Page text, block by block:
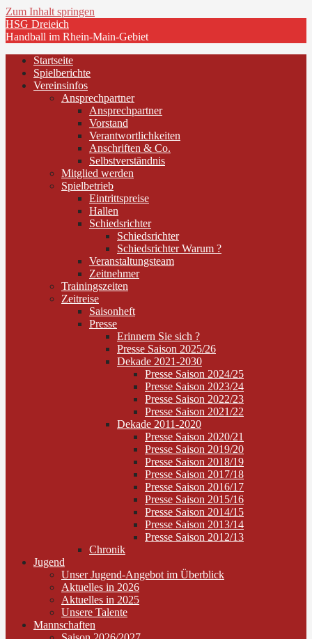
Zum Inhalt springen
HSG Dreieich
Handball im Rhein-Main-Gebiet
Startseite
Spielberichte
Vereinsinfos
Ansprechpartner
Ansprechpartner
Vorstand
Verantwortlichkeiten
Anschriften & Co.
Selbstverständnis
Mitglied werden
Spielbetrieb
Eintrittspreise
Hallen
Schiedsrichter
Schiedsrichter
Schiedsrichter Warum ?
Veranstaltungsteam
Zeitnehmer
Trainingszeiten
Zeitreise
Saisonheft
Presse
Erinnern Sie sich ?
Presse Saison 2025/26
Dekade 2021-2030
Presse Saison 2024/25
Presse Saison 2023/24
Presse Saison 2022/23
Presse Saison 2021/22
Dekade 2011-2020
Presse Saison 2020/21
Presse Saison 2019/20
Presse Saison 2018/19
Presse Saison 2017/18
Presse Saison 2016/17
Presse Saison 2015/16
Presse Saison 2014/15
Presse Saison 2013/14
Presse Saison 2012/13
Chronik
Jugend
Unser Jugend-Angebot im Überblick
Aktuelles in 2026
Aktuelles in 2025
Unsere Talente
Mannschaften